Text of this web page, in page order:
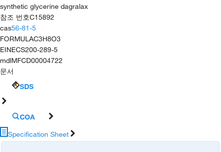
synthetic glycerine dagralax
참조 번호C15892
cas56-81-5
FORMULAC3H8O3
EINECS200-289-5
mdlMFCD00004722
문서
SDS
COA
Specification Sheet